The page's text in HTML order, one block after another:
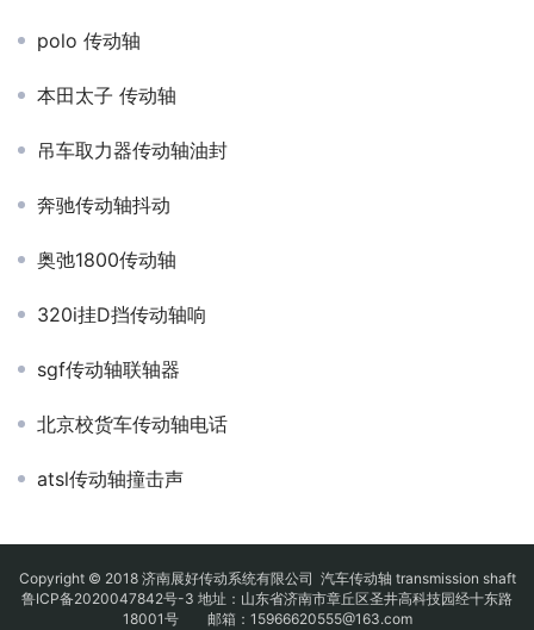
polo 传动轴
本田太子 传动轴
吊车取力器传动轴油封
奔驰传动轴抖动
奥弛1800传动轴
320i挂D挡传动轴响
sgf传动轴联轴器
北京校货车传动轴电话
atsl传动轴撞击声
Copyright © 2018 济南展好传动系统有限公司 汽车传动轴 transmission shaft
鲁ICP备2020047842号-3 地址：山东省济南市章丘区圣井高科技园经十东路
18001号 邮箱：15966620555@163.com